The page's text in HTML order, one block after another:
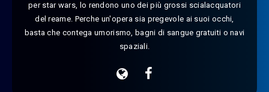
per star wars, lo rendono uno dei più grossi scialacquatori
del reame. Perche un'opera sia pregevole ai suoi occhi,
basta che contega umorismo, bagni di sangue gratuiti o navi
spaziali.